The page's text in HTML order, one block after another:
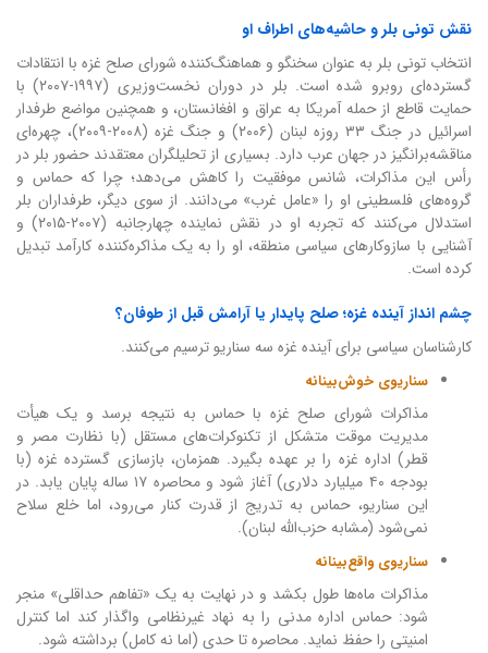
نقش تونی بلر و حاشیه‌های اطراف او
انتخاب تونی بلر به عنوان سخنگو و هماهنگ‌کننده شورای صلح غزه با انتقادات
گسترده‌ای روبرو شده است. بلر در دوران نخست‌وزیری (۱۹۹۷-۲۰۰۷) با
حمایت قاطع از حمله آمریکا به عراق و افغانستان، و همچنین مواضع طرفدار
اسرائیل در جنگ ۳۳ روزه لبنان (۲۰۰۶) و جنگ غزه (۲۰۰۸-۲۰۰۹)، چهره‌ای
مناقشه‌برانگیز در جهان عرب دارد. بسیاری از تحلیلگران معتقدند حضور بلر در
رأس این مذاکرات، شانس موفقیت را کاهش می‌دهد؛ چرا که حماس و
گروه‌های فلسطینی او را «عامل غرب» می‌دانند. از سوی دیگر، طرفداران بلر
استدلال می‌کنند که تجربه او در نقش نماینده چهارجانبه (۲۰۰۷-۲۰۱۵) و
آشنایی با سازوکارهای سیاسی منطقه، او را به یک مذاکره‌کننده کارآمد تبدیل
کرده است.
چشم انداز آینده غزه؛ صلح پایدار یا آرامش قبل از طوفان؟
کارشناسان سیاسی برای آینده غزه سه سناریو ترسیم می‌کنند.
سناریوی خوش‌بینانه
مذاکرات شورای صلح غزه با حماس به نتیجه برسد و یک هیأت
مدیریت موقت متشکل از تکنوکرات‌های مستقل (با نظارت مصر و
قطر) اداره غزه را بر عهده بگیرد. همزمان، بازسازی گسترده غزه (با
بودجه ۴۰ میلیارد دلاری) آغاز شود و محاصره ۱۷ ساله پایان یابد. در
این سناریو، حماس به تدریج از قدرت کنار می‌رود، اما خلع سلاح
نمی‌شود (مشابه حزب‌الله لبنان).
سناریوی واقع‌بینانه
مذاکرات ماه‌ها طول بکشد و در نهایت به یک «تفاهم حداقلی» منجر
شود: حماس اداره مدنی را به نهاد غیرنظامی واگذار کند اما کنترل
امنیتی را حفظ نماید. محاصره تا حدی (اما نه کامل) برداشته شود.